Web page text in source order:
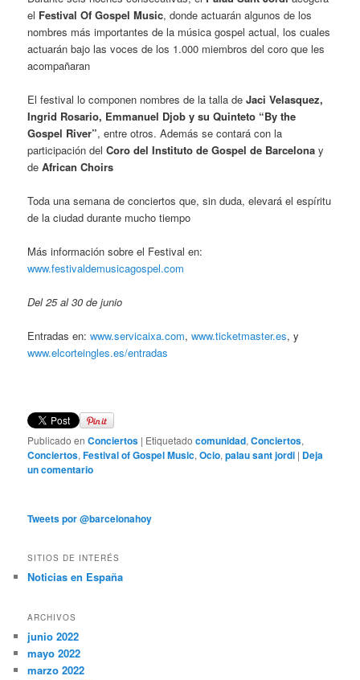
el Festival Of Gospel Music, donde actuarán algunos de los
nombres más importantes de la música gospel actual, los cuales
actuarán bajo las voces de los 1.000 miembros del coro que les
acompañaran
El festival lo componen nombres de la talla de Jaci Velasquez,
Ingrid Rosario, Emmanuel Djob y su Quinteto “By the
Gospel River”, entre otros. Además se contará con la
participación del Coro del Instituto de Gospel de Barcelonay
de African Choirs
Toda una semana de conciertos que, sin duda, elevará el espíritu
de la ciudad durante mucho tiempo
Más información sobre el Festival en:
www.festivaldemusicagospel.com
Del 25 al 30 de junio
Entradas en: www.servicaixa.com,www.ticketmaster.es, y
www.elcorteingles.es/entradas
Publicado en Conciertos | Etiquetado comunidad,Conciertos,
Conciertos,Festival of Gospel Music,Ocio,palau sant jordi | Deja
un comentario
Tweets por @barcelonahoy
SITIOS DE INTERÉS
Noticias en España
ARCHIVOS
junio 2022
mayo 2022
marzo 2022